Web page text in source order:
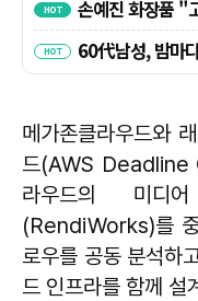
메가존클라우드와
드(AWS Deadline
라우드의 미디
(RendiWorks)를 중
로우를 공동 분석하
드 인프라를 함께 설